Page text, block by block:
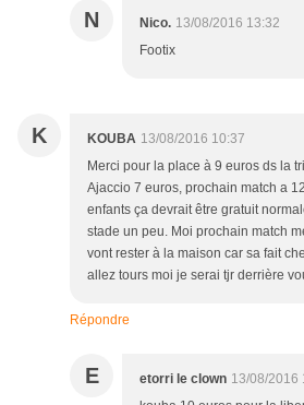
N Nico. 13/08/2016 13:32
Footix
K KOUBA 13/08/2016 10:37
Merci pour la place à 9 euros ds la
Ajaccio 7 euros, prochain match a
enfants ça devrait être gratuit
stade un peu. Moi prochain match
vont rester à la maison car sa fait
allez tours moi je serai tjr derrière
Répondre
E etorri le clown 13/08/2016